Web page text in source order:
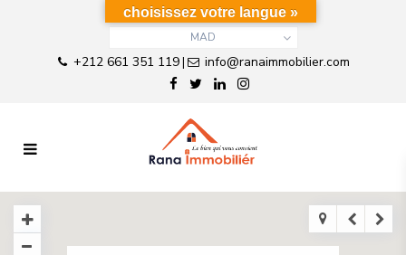
MAD
+212 661 351 119| info@ranaimmobilier.com
choisissez votre langue »